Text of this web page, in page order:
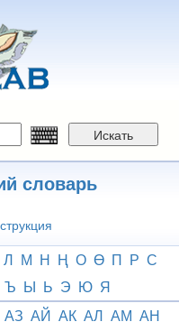
Искать
словарь
Л М Н Ң О Ө П Р С
Ъ Ы Ь Э Ю Я
АЗ АЙ АК АЛ АМ АН